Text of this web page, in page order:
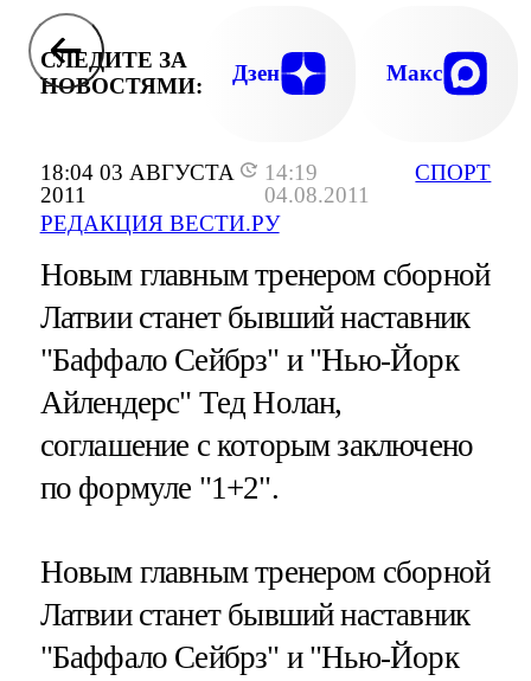
18:04 03 АВГУСТА
2011
14:19
04.08.2011
РЕДАКЦИЯ ВЕСТИ.РУ
СПОРТ
СЛЕДИТЕ ЗА
НОВОСТЯМИ:
Дзен Макс
Новым главным тренером сборной
Латвии станет бывший наставник
"Баффало Сейбрз" и "Нью-Йорк
Айлендерс" Тед Нолан,
соглашение с которым заключено
по формуле "1+2".
Новым главным тренером сборной
Латвии станет бывший наставник
"Баффало Сейбрз" и "Нью-Йорк